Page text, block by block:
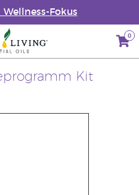
Fokus
0
Kit